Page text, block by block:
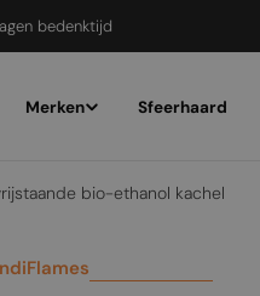
bedenktijd
Merken Sfeerhaard
bio-ethanol kachel